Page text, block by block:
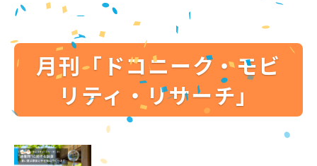
月刊「ドコニーク・モビ
リティ・リサーチ」